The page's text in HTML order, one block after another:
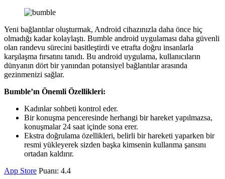
Yeni bağlantılar oluşturmak, Android cihazınızla daha önce hiç
olmadığı kadar kolaylaştı. Bumble android uygulaması daha güvenli
olan randevu sürecini basitleştirdi ve etrafta doğru insanlarla
karşılaşma fırsatını tanıdı. Bu android uygulama, kullanıcıların
dünyanın dört bir yanından potansiyel bağlantılar arasında
gezinmenizi sağlar.
Bumble’ın Önemli Özellikleri:
Kadınlar sohbeti kontrol eder.
Bir konuşma penceresinde herhangi bir hareket yapılmazsa,
konuşmalar 24 saat içinde sona erer.
Ekstra doğrulama özellikleri, belirli bir hareketi yaparken bir
resmi yükleyerek sizden başka kimsenin kullanma şansını
ortadan kaldırır.
App Store Puanı: 4.4